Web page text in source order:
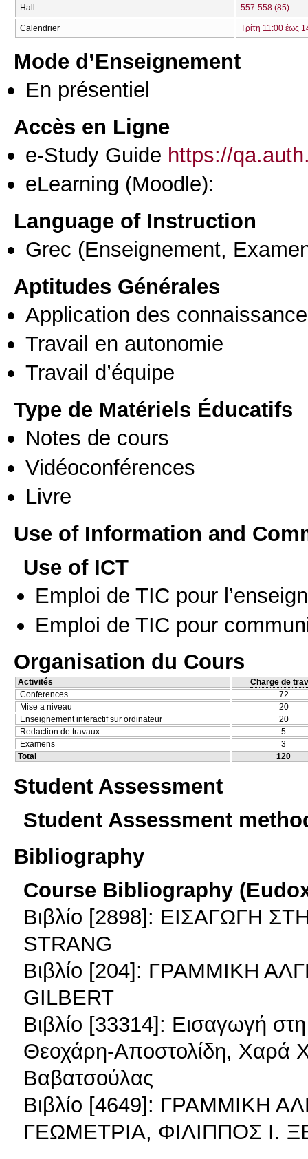
Hall 557-558 (85)
Calendrier Τρίτη 11:00 έως
Mode d’Enseignement
En présentiel
Accès en Ligne
e-Study Guide https://
eLearning (Moodle):
Language of Instruction
Grec (Enseignement,
Aptitudes Générales
Application des
Travail en autonomie
Travail d’équipe
Type de Matériels Éducatifs
Notes de cours
Vidéoconférences
Livre
Use of Information and
Use of ICT
Emploi de TIC pour
Emploi de TIC pour
Organisation du Cours
Activités
Charge de
Conferences
72
Mise a niveau
20
Enseignement interactif sur ordinateur
20
Redaction de travaux
5
Examens
3
Total
120
Student Assessment
Student Assessment
Bibliography
Course Bibliography
Βιβλίο [2898]: ΕΙΣΑΓΩΓΗ
STRANG
Βιβλίο [204]: ΓΡΑΜΜΙΚΗ
GILBERT
Βιβλίο [33314]: Εισαγωγή
Θεοχάρη-Αποστολίδη, Χαρά
Βαβατσούλας
Βιβλίο [4649]: ΓΡΑΜΜΙΚΗ
ΓΕΩΜΕΤΡΙΑ, ΦΙΛΙΠΠΟΣ Ι.